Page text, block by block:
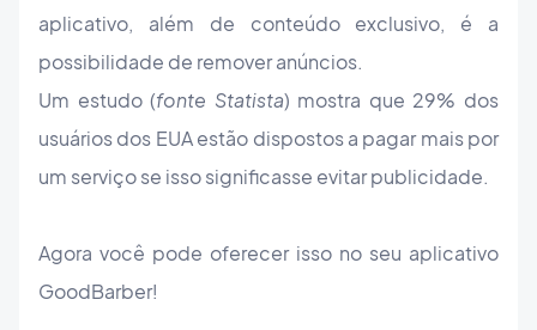
aplicativo, além de conteúdo exclusivo, é a
possibilidade de remover anúncios.
Um estudo (fonte Statista) mostra que 29% dos
usuários dos EUA estão dispostos a pagar mais por
um serviço se isso significasse evitar publicidade.
Agora você pode oferecer isso no seu aplicativo
GoodBarber!